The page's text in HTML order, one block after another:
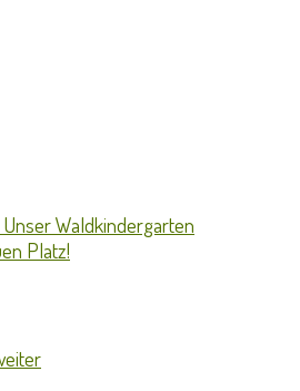
Waldkindergarten
Platz!